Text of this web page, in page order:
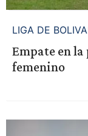
LIGA DE
Empate en
femenino